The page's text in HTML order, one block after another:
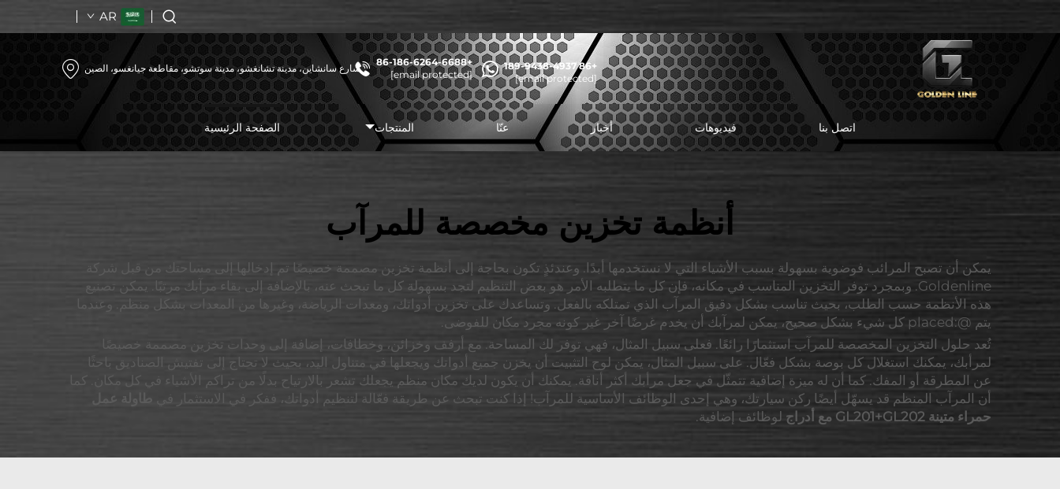
AR
+86 189-9438-4937
[email protected]
+86-186-6264-6688
[email protected]
شارع سانشاين، مدينة تشانغشو، مدينة سوتشو، مقاطعة جيانغسو، الصين
الصفحة الرئيسية المنتجات عنّا أخبار فيديوهات اتصل بنا
أنظمة تخزين مخصصة للمرآب
يمكن أن تصبح المرائب فوضوية بسهولة بسبب الأشياء التي لا نستخدمها أبدًا. وعندئذٍ تكون بحاجة إلى أنظمة تخزين مصممة خصيصًا تم إدخالها إلى مساحتك من قبل شركة
Goldenline. وبمجرد توفر التخزين المناسب في مكانه، فإن كل ما يتطلبه الأمر هو بعض التنظيم لتجد بسهولة كل ما تبحث عنه، بالإضافة إلى بقاء مرآبك مرتبًا. يمكن تصنيع
هذه الأنظمة حسب الطلب، بحيث تناسب بشكل دقيق المرآب الذي تمتلكه بالفعل. وتساعدك على تخزين أدواتك، ومعدات الرياضة، وغيرها من المعدات بشكل منظم. وعندما
يتم @:placed كل شيء بشكل صحيح، يمكن لمرآبك أن يخدم غرضًا آخر غير كونه مجرد مكان للفوضى.
تُعد حلول التخزين المخصصة للمرآب استثمارًا رائعًا. فعلى سبيل المثال، فهي توفر لك المساحة. مع أرفف وخزائن، وخطافات، إضافة إلى وحدات تخزين مصممة خصيصًا
لمرأبك، يمكنك استغلال كل بوصة بشكل فعّال. على سبيل المثال، يمكن لوح التثبيت أن يخزن جميع أدواتك ويجعلها في متناول اليد، بحيث لا تحتاج إلى تفتيش الصناديق باحثًا
عن المطرقة أو المفك. كما أن له ميزة إضافية تتمثّل في جعل مرأبك أكثر أناقة. يمكنك أن يكون لديك مكان منظم يجعلك تشعر بالارتياح بدلًا من تراكم الأشياء في كل مكان. كما
أن المرآب المنظم قد يسهّل أيضًا ركن سيارتك، وهي إحدى الوظائف الأساسية للمرآب! إذا كنت تبحث عن طريقة فعّالة لتنظيم أدواتك، ففكر في الاستثمار في طاولة عمل
حمراء متينة GL201+GL202 مع أدراج
لوظائف إضافية.